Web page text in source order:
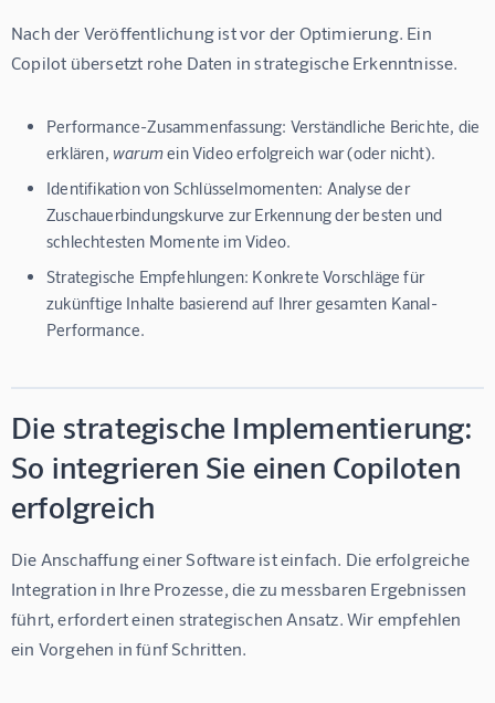
Nach der Veröffentlichung ist vor der Optimierung. Ein
Copilot übersetzt rohe Daten in strategische Erkenntnisse.
Performance-Zusammenfassung: Verständliche Berichte, die
erklären, warumein Video erfolgreich war (oder nicht).
Identifikation von Schlüsselmomenten: Analyse der
Zuschauerbindungskurve zur Erkennung der besten und
schlechtesten Momente im Video.
Strategische Empfehlungen: Konkrete Vorschläge für
zukünftige Inhalte basierend auf Ihrer gesamten Kanal-
Performance.
Die strategische Implementierung:
So integrieren Sie einen Copiloten
erfolgreich
Die Anschaffung einer Software ist einfach. Die erfolgreiche
Integration in Ihre Prozesse, die zu messbaren Ergebnissen
führt, erfordert einen strategischen Ansatz. Wir empfehlen
ein Vorgehen in fünf Schritten.